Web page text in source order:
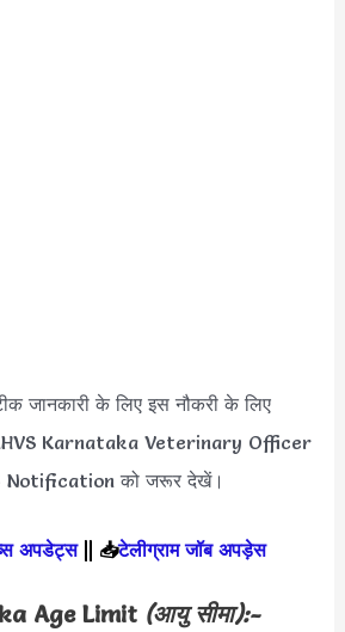
जानकारी के लिए इस नौकरी के लिए
Karnataka Veterinary Officer
को जरूर देखें।
अपडेट्स|| 📥टेलीग्राम जॉब अपड़ेस
Age Limit (आयु सीमा):-